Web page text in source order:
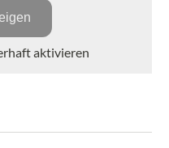
aktivieren